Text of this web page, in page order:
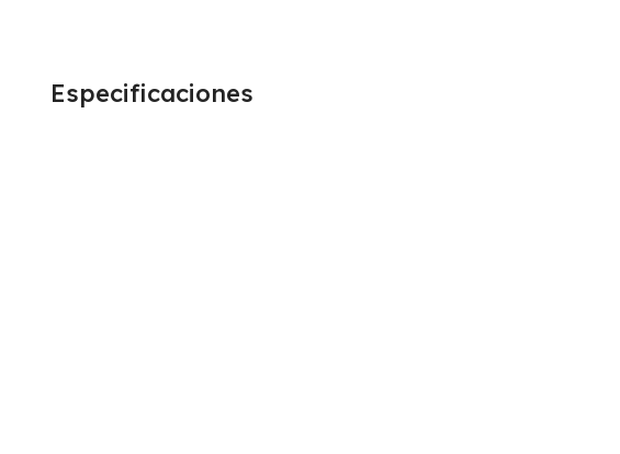
Especificaciones